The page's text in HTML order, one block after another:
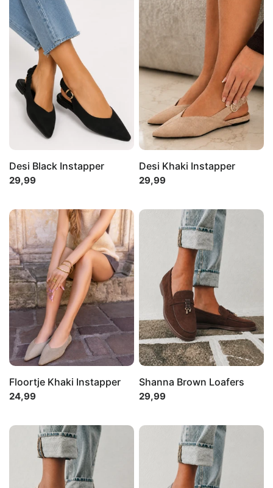
Desi Black Instapper
29,99
Desi Khaki Instapper
29,99
Floortje Khaki Instapper
24,99
Shanna Brown Loafers
29,99